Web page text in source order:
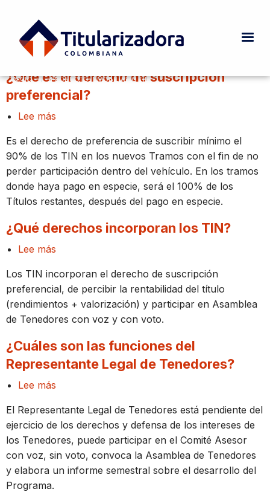
Producto Inmobiliario TIN
Ruta de navegación
INICIO CURRENT:
PRODUCTO INMOBILIARIO TIN
¿Qué es el derecho de suscripción
preferencial?
Lee más
es
el
derecho
de
suscripción
preferencial?
Es el derecho de preferencia de suscribir mínimo el
90% de los TIN en los nuevos Tramos con el fin de no
perder participación dentro del vehículo. En los tramos
donde haya pago en especie, será el 100% de los
Títulos restantes, después del pago en especie.
¿Qué derechos incorporan los TIN?
Lee más
derechos
incorporan
los
TIN?
Los TIN incorporan el derecho de suscripción
preferencial, de percibir la rentabilidad del título
(rendimientos + valorización) y participar en Asamblea
de Tenedores con voz y con voto.
¿Cuáles son las funciones del
Representante Legal de Tenedores?
Lee más
son
las
funciones
del
Representante
El Representante Legal de Tenedores está pendiente del
ejercicio de los derechos y defensa de los intereses de
los Tenedores, puede participar en el Comité Asesor
con voz, sin voto, convoca la Asamblea de Tenedores
y elabora un informe semestral sobre el desarrollo del
Programa.